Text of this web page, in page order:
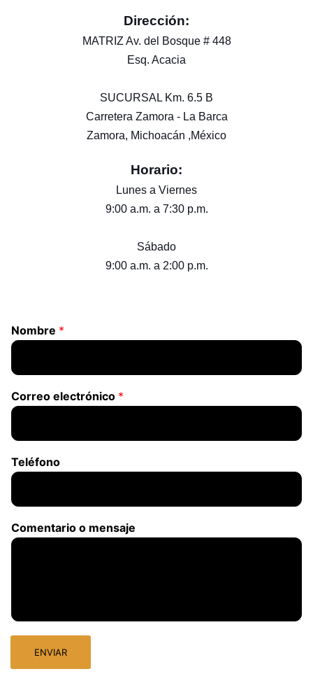
Dirección:
MATRIZ Av. del Bosque # 448
Esq. Acacia
SUCURSAL Km. 6.5 B
Carretera Zamora - La Barca
Zamora, Michoacán ,México
Horario:
Lunes a Viernes
9:00 a.m. a 7:30 p.m.
Sábado
9:00 a.m. a 2:00 p.m.
Nombre *
Correo electrónico *
Teléfono
Comentario o mensaje
ENVIAR